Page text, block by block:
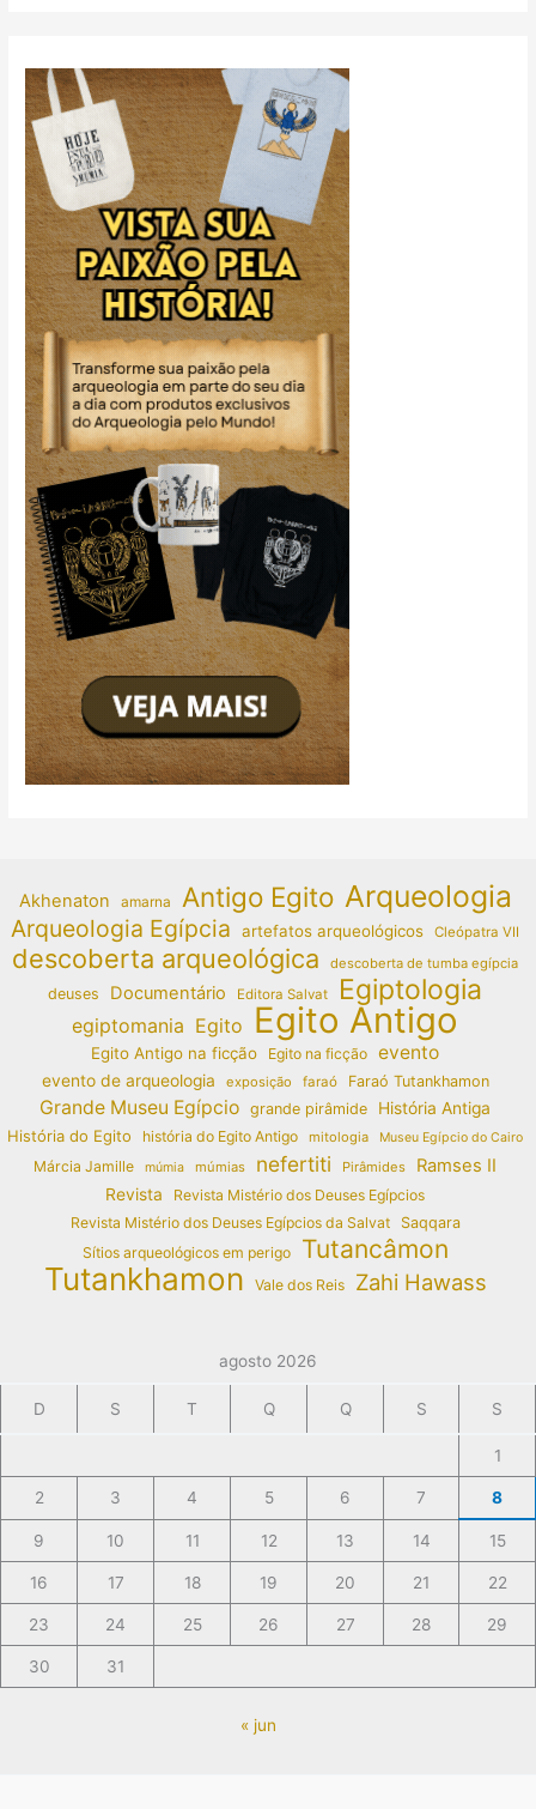
Akhenaton amarna Antigo Egito Arqueologia
Arqueologia Egípcia artefatos arqueológicos Cleópatra VII
descoberta arqueológica descoberta de tumba egípcia
deuses Documentário Editora Salvat Egiptologia
egiptomania Egito Egito Antigo
Egito Antigo na ficção Egito na ficção evento
evento de arqueologia exposição faraó Faraó Tutankhamon
Grande Museu Egípcio grande pirâmide
História Antiga
História do Egito
história do Egito Antigo mitologia Museu Egípcio do Cairo
Márcia Jamille múmia múmias nefertiti Pirâmides Ramses II
Revista
Revista Mistério dos Deuses Egípcios
Revista Mistério dos Deuses Egípcios da Salvat
Saqqara
Sítios arqueológicos em perigo
Tutancâmon
Tutankhamon Vale dos Reis Zahi Hawass
agosto 2026
D S T Q Q S S
1
2 3 4 5 6 7 8
9 10 11 12 13 14 15
16 17 18 19 20 21 22
23 24 25 26 27 28 29
30 31
« jun